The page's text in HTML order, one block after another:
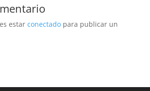
estar conectadopara publicar un